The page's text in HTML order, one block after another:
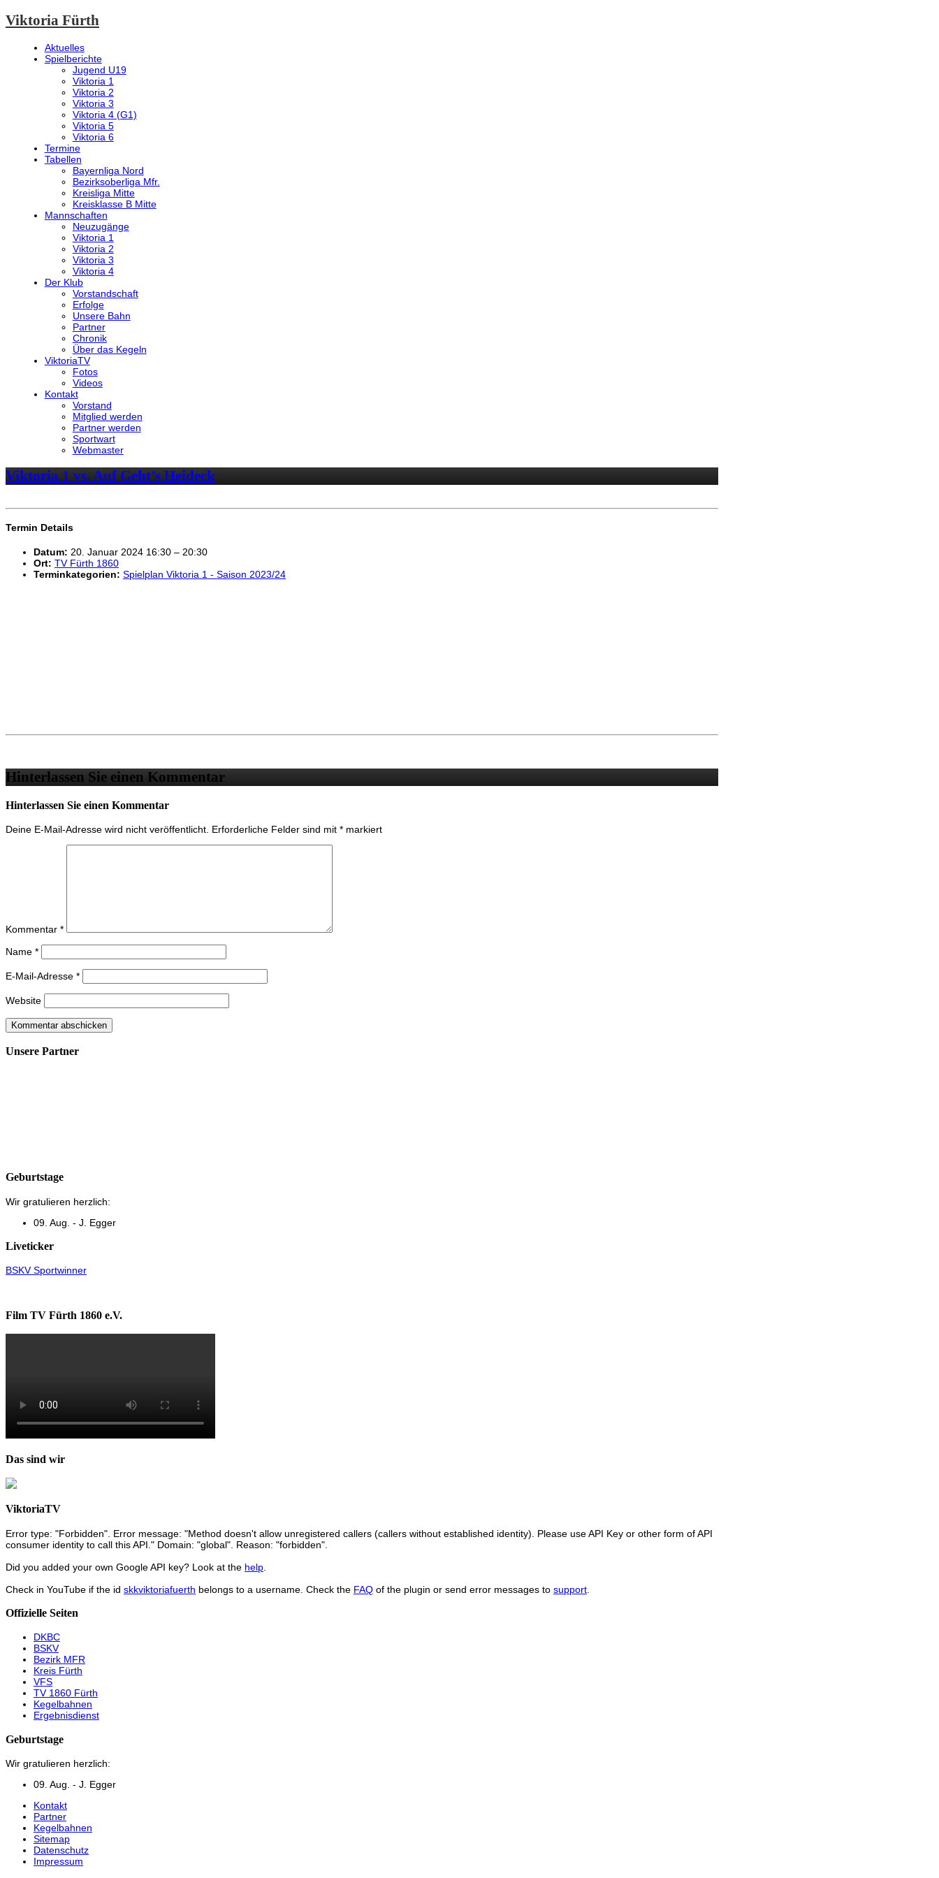
Viktoria Fürth
Aktuelles
Spielberichte
Jugend U19
Viktoria 1
Viktoria 2
Viktoria 3
Viktoria 4 (G1)
Viktoria 5
Viktoria 6
Termine
Tabellen
Bayernliga Nord
Bezirksoberliga Mfr.
Kreisliga Mitte
Kreisklasse B Mitte
Mannschaften
Neuzugänge
Viktoria 1
Viktoria 2
Viktoria 3
Viktoria 4
Der Klub
Vorstandschaft
Erfolge
Unsere Bahn
Partner
Chronik
Über das Kegeln
ViktoriaTV
Fotos
Videos
Kontakt
Vorstand
Mitglied werden
Partner werden
Sportwart
Webmaster
Viktoria 1 vs. Auf Geht’s Heideck
Termin Details
Datum: 20. Januar 2024 16:30 – 20:30
Ort: TV Fürth 1860
Terminkategorien: Spielplan Viktoria 1 - Saison 2023/24
Hinterlassen Sie einen Kommentar
Hinterlassen Sie einen Kommentar
Deine E-Mail-Adresse wird nicht veröffentlicht. Erforderliche Felder sind mit * markiert
Kommentar *
Name *
E-Mail-Adresse *
Website
Unsere Partner
Geburtstage
Wir gratulieren herzlich:
09. Aug. - J. Egger
Liveticker
BSKV Sportwinner
Film TV Fürth 1860 e.V.
Das sind wir
ViktoriaTV
Error type: "Forbidden". Error message: "Method doesn't allow unregistered callers (callers without established identity). Please use API Key or other form of API
consumer identity to call this API." Domain: "global". Reason: "forbidden".
Did you added your own Google API key? Look at the help
Check in YouTube if the id skkviktoriafuerth belongs to a username. Check the FAQ of the plugin or send error messages to support
Offizielle Seiten
DKBC
BSKV
Bezirk MFR
Kreis Fürth
VFS
TV 1860 Fürth
Kegelbahnen
Ergebnisdienst
Geburtstage
Wir gratulieren herzlich:
09. Aug. - J. Egger
Kontakt
Partner
Kegelbahnen
Sitemap
Datenschutz
Impressum